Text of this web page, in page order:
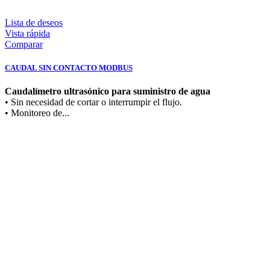
Lista de deseos
Vista rápida
Comparar
CAUDAL SIN CONTACTO MODBUS
Caudalímetro ultrasónico para suministro de agua
• Sin necesidad de cortar o interrumpir el flujo.
• Monitoreo de...